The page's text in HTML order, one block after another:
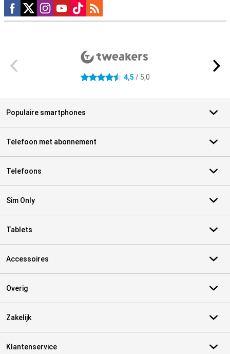
Social media
4.5 sterren 4,5 / 5,0
Populaire smartphones
Telefoon met abonnement
Telefoons
Sim Only
Tablets
Accessoires
Overig
Zakelijk
Klantenservice